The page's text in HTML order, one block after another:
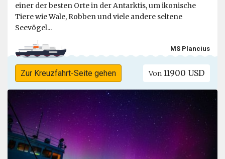
einer der besten Orte in der Antarktis, um ikonische
Tiere wie Wale, Robben und viele andere seltene
Seevögel...
MS Plancius
Zur Kreuzfahrt-Seite gehen Von 11900 USD